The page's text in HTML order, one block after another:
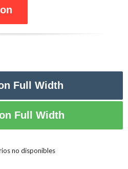
Full Width
Full Width
no disponibles